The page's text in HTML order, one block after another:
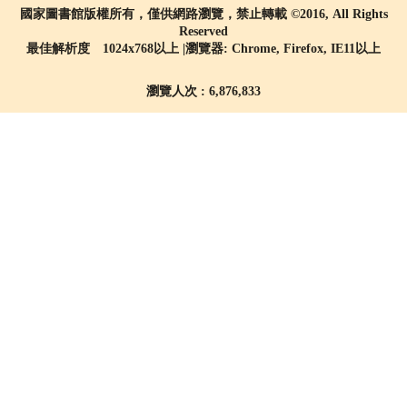
國家圖書館版權所有，僅供網路瀏覽，禁止轉載 ©2016, All Rights
Reserved
最佳解析度 1024x768以上 |瀏覽器: Chrome, Firefox, IE11以上
瀏覽人次 : 6,876,833